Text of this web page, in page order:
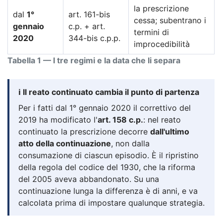
Tabella 1 — I tre regimi e la data che li separa
dal 1°
gennaio
2020
art. 161-bis
c.p. + art.
344-bis c.p.p.
la prescrizione
cessa; subentrano i
termini di
improcedibilità
ℹ️ Il reato continuato cambia il punto di partenza
Per i fatti dal 1° gennaio 2020 il correttivo del
2019 ha modificato l'art. 158 c.p.: nel reato
continuato la prescrizione decorre dall'ultimo
atto della continuazione, non dalla
consumazione di ciascun episodio. È il ripristino
della regola del codice del 1930, che la riforma
del 2005 aveva abbandonato. Su una
continuazione lunga la differenza è di anni, e va
calcolata prima di impostare qualunque strategia.